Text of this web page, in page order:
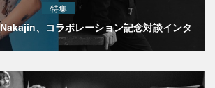
特集
、コラボレーション記念対談インタ